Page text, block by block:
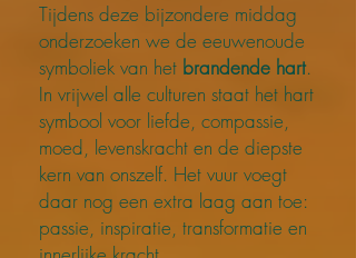
Tijdens deze bijzondere middag
onderzoeken we de eeuwenoude
symboliek van het brandende hart.
In vrijwel alle culturen staat het hart
symbool voor liefde, compassie,
moed, levenskracht en de diepste
kern van onszelf. Het vuur voegt
daar nog een extra laag aan toe:
passie, inspiratie, transformatie en